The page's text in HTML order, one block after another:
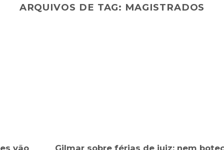
ARQUIVOS DE TAG: MAGISTRADOS
vão
Gilmar sobre férias de juiz: nem